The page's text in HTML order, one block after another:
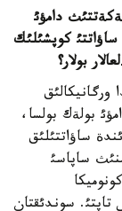
دامؤئ
كوپشئلئك
بولار؟
بولةك بولسا،
ساؤاتتئلئق
ساپاسئ
تاپتئ. سوندئقتان